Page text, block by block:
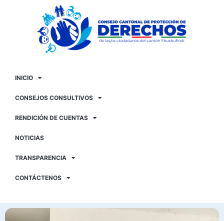
INICIO
CONSEJOS CONSULTIVOS
RENDICIÓN DE CUENTAS
NOTICIAS
TRANSPARENCIA
CONTÁCTENOS